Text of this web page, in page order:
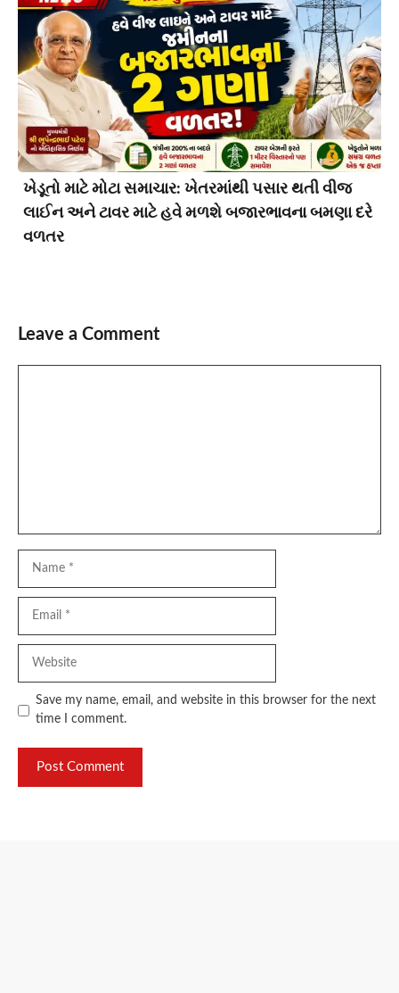
ખેડૂતો માટે મોટા સમાચાર: ખેતરમાંથી પસાર થતી વીજ
લાઈન અને ટાવર માટે હવે મળશે બજારભાવના બમણા દરે
વળતર
Leave a Comment
Save my name, email, and website in this browser for the next
time I comment.